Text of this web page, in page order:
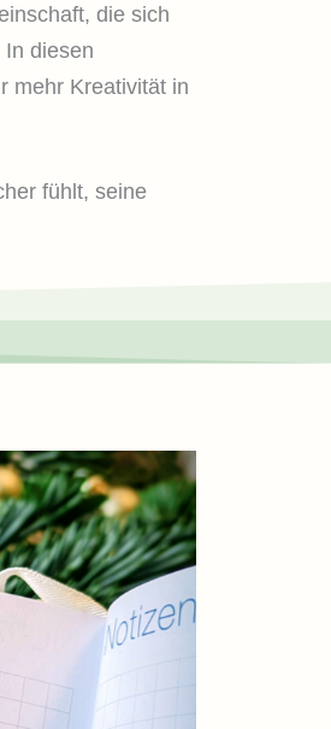
die sich
diesen
mehr Kreativität in
fühlt, seine